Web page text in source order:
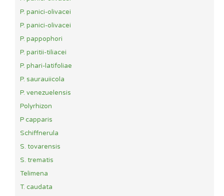
P. panici-olivacei
P. panici-olivacei
P. pappophori
P. paritii-tiliacei
P. phari-latifoliae
P. saurauiicola
P. venezuelensis
Polyrhizon
P capparis
Schiffnerula
S. tovarensis
S. trematis
Telimena
T. caudata